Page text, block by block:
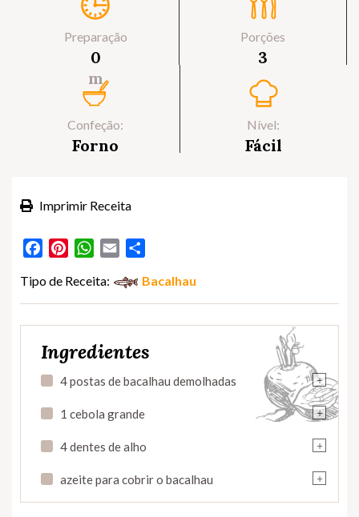
Preparação
0
m
Porções
3
Confeção:
Forno
Nível:
Fácil
Imprimir Receita
FacebookPinterestWhatsApp
Email
Tipo de Receita: Bacalhau
Ingredientes
+
4 postas de bacalhau demolhadas
+
1 cebola grande
+
4 dentes de alho
+
azeite para cobrir o bacalhau